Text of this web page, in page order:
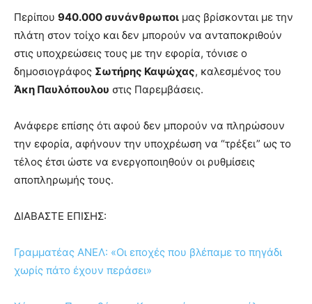
Περίπου 940.000 συνάνθρωποι μας βρίσκονται με την
πλάτη στον τοίχο και δεν μπορούν να ανταποκριθούν
στις υποχρεώσεις τους με την εφορία, τόνισε ο
δημοσιογράφος Σωτήρης Καψώχας, καλεσμένος του
Άκη Παυλόπουλου στις Παρεμβάσεις.
Ανάφερε επίσης ότι αφού δεν μπορούν να πληρώσουν
την εφορία, αφήνουν την υποχρέωση να “τρέξει” ως το
τέλος έτσι ώστε να ενεργοποιηθούν οι ρυθμίσεις
αποπληρωμής τους.
ΔΙΑΒΑΣΤΕ ΕΠΙΣΗΣ:
Γραμματέας ΑΝΕΛ: «Οι εποχές που βλέπαμε το πηγάδι
χωρίς πάτο έχουν περάσει»